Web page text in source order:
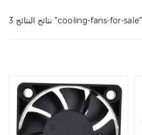
3 نتائج النتائج "cooling-fans-for-sale"